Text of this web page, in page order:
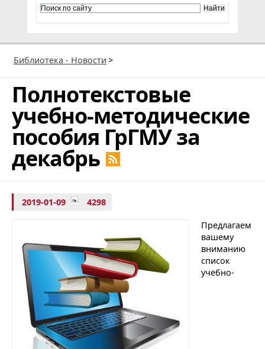
Библиотека - Новости >
Полнотекстовые
учебно-методические
пособия ГрГМУ за
декабрь
2019-01-09 4298
Предлагаем
вашему
вниманию
список
учебно-